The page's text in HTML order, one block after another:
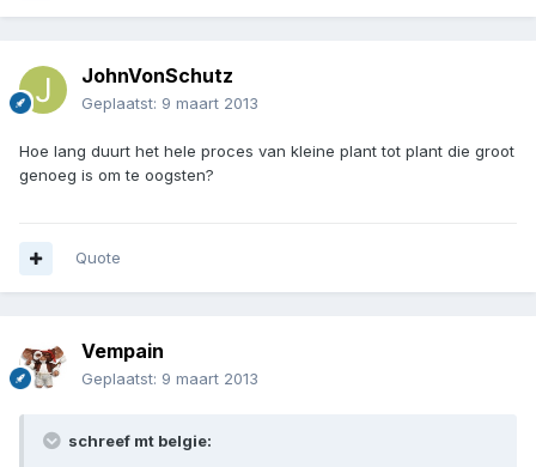
JohnVonSchutz
Geplaatst: 9 maart 2013
Hoe lang duurt het hele proces van kleine plant tot plant die groot
genoeg is om te oogsten?
Quote
Vempain
Geplaatst: 9 maart 2013
schreef mt belgie: